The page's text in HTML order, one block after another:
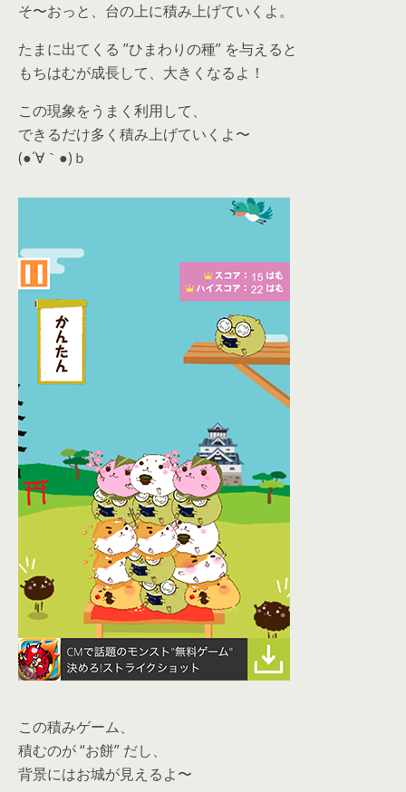
そ〜おっと、台の上に積み上げていくよ。
たまに出てくる ”ひまわりの種” を与えると
もちはむが成長して、大きくなるよ！
この現象をうまく利用して、
できるだけ多く積み上げていくよ〜
(●´∀｀●)ｂ
この積みゲーム、
積むのが “お餅” だし、
背景にはお城が見えるよ〜